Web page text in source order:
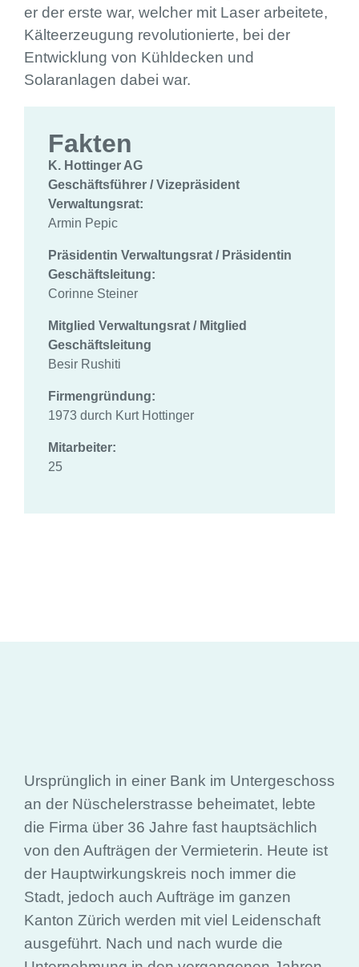
er der erste war, welcher mit Laser arbeitete,
Kälteerzeugung revolutionierte, bei der
Entwicklung von Kühldecken und
Solaranlagen dabei war.
Fakten
K. Hottinger AG
Geschäftsführer / Vizepräsident
Verwaltungsrat:
Armin Pepic
Präsidentin Verwaltungsrat / Präsidentin
Geschäftsleitung:
Corinne Steiner
Mitglied Verwaltungsrat / Mitglied
Geschäftsleitung
Besir Rushiti
Firmengründung:
1973 durch Kurt Hottinger
Mitarbeiter:
25
Ursprünglich in einer Bank im Untergeschoss
an der Nüschelerstrasse beheimatet, lebte
die Firma über 36 Jahre fast hauptsächlich
von den Aufträgen der Vermieterin. Heute ist
der Hauptwirkungskreis noch immer die
Stadt, jedoch auch Aufträge im ganzen
Kanton Zürich werden mit viel Leidenschaft
ausgeführt. Nach und nach wurde die